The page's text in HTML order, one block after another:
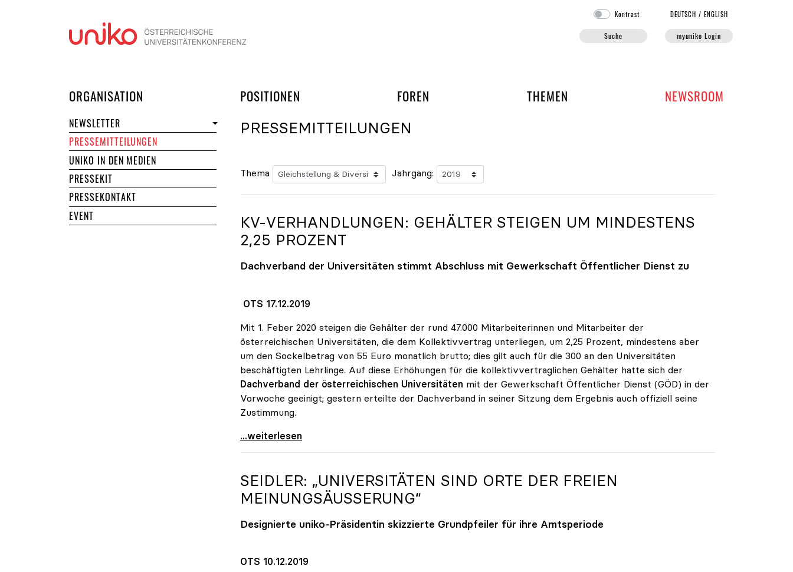
Kontrast DEUTSCH /ENGLISH
Suche myuniko Login
ORGANISATION POSITIONEN FOREN UND ARBEITSGRUPPEN DER UNIKO
THEMEN NEWSROOM
NEWSLETTER
PRESSEMITTEILUNGEN
UNIKO IN DEN MEDIEN
PRESSEKIT
PRESSEKONTAKT
EVENT
PRESSEMITTEILUNGEN
Thema Jahrgang:
KV-VERHANDLUNGEN: GEHÄLTER STEIGEN UM MINDESTENS
2,25 PROZENT
Dachverband der Universitäten stimmt Abschluss mit Gewerkschaft Öffentlicher Dienst zu
OTS 17.12.2019
Mit 1. Feber 2020 steigen die Gehälter der rund 47.000 Mitarbeiterinnen und Mitarbeiter der
österreichischen Universitäten, die dem Kollektivvertrag unterliegen, um 2,25 Prozent, mindestens aber
um den Sockelbetrag von 55 Euro monatlich brutto; dies gilt auch für die 300 an den Universitäten
beschäftigten Lehrlinge. Auf diese Erhöhungen für die kollektivvertraglichen Gehälter hatte sich der
Dachverband der österreichischen Universitäten mit der Gewerkschaft Öffentlicher Dienst (GÖD) in der
Vorwoche geeinigt; gestern erteilte der Dachverband in seiner Sitzung dem Ergebnis auch offiziell seine
Zustimmung.
KV-Verhandlungen: Gehälter steigen um mindestens
...weiterlesen
SEIDLER: „UNIVERSITÄTEN SIND ORTE DER FREIEN
MEINUNGSÄUSSERUNG“
Designierte uniko-Präsidentin skizzierte Grundpfeiler für ihre Amtsperiode
OTS 10.12.2019